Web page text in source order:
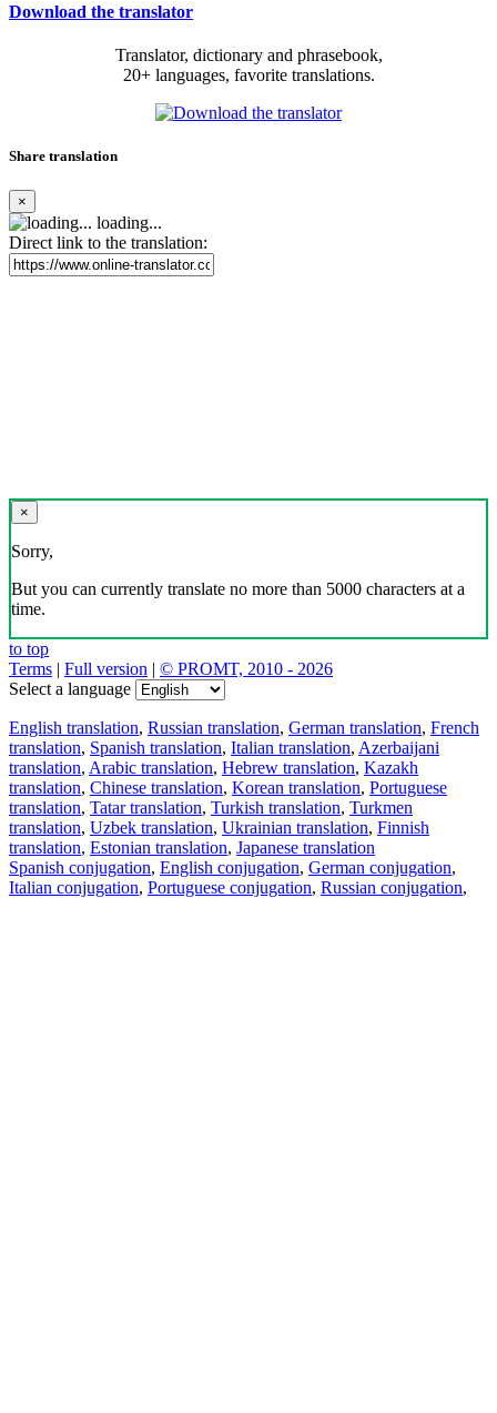
Download the translator
Translator, dictionary and phrasebook,
20+ languages, favorite translations.
Share translation
×
loading...
Direct link to the translation:
×
Sorry,
But you can currently translate no more than 5000 characters at a
time.
to top
Terms | Full version | © PROMT, 2010 - 2026
Select a language
English translation, Russian translation, German translation, French
translation, Spanish translation, Italian translation, Azerbaijani
translation, Arabic translation, Hebrew translation, Kazakh
translation, Chinese translation, Korean translation, Portuguese
translation, Tatar translation, Turkish translation, Turkmen
translation, Uzbek translation, Ukrainian translation, Finnish
translation, Estonian translation, Japanese translation
Spanish conjugation, English conjugation, German conjugation,
Italian conjugation, Portuguese conjugation, Russian conjugation,